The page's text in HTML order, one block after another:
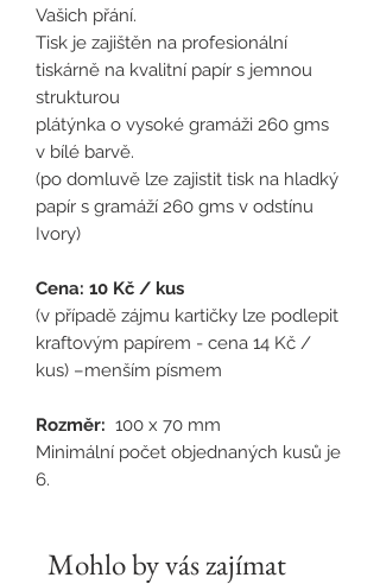
Vašich přání.
Tisk je zajištěn na profesionální
tiskárně na kvalitní papír s jemnou
strukturou
plátýnka o vysoké gramáži 260 gms
v bílé barvě.
(po domluvě lze zajistit tisk na hladký
papír s gramáží 260 gms v odstínu
Ivory)
Cena: 10 Kč / kus
(v případě zájmu kartičky lze podlepit
kraftovým papírem - cena 14 Kč /
kus) –menším písmem
Rozměr: 100 x 70 mm
Minimální počet objednaných kusů je
6.
Mohlo by vás zajímat